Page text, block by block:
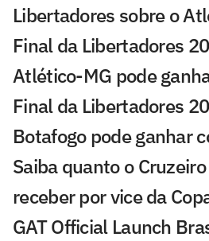
Libertadores sobre o
Final da Libertadores
Atlético-MG pode
Final da Libertadores
Botafogo pode ganhar
Saiba quanto o
receber por vice da
GAT Official Launch